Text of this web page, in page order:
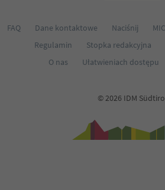
FAQ Dane kontaktowe Naciśnij
Regulamin
Stopka redakcyjna
O nas
Ułatwieniach dostępu
© 2026 IDM